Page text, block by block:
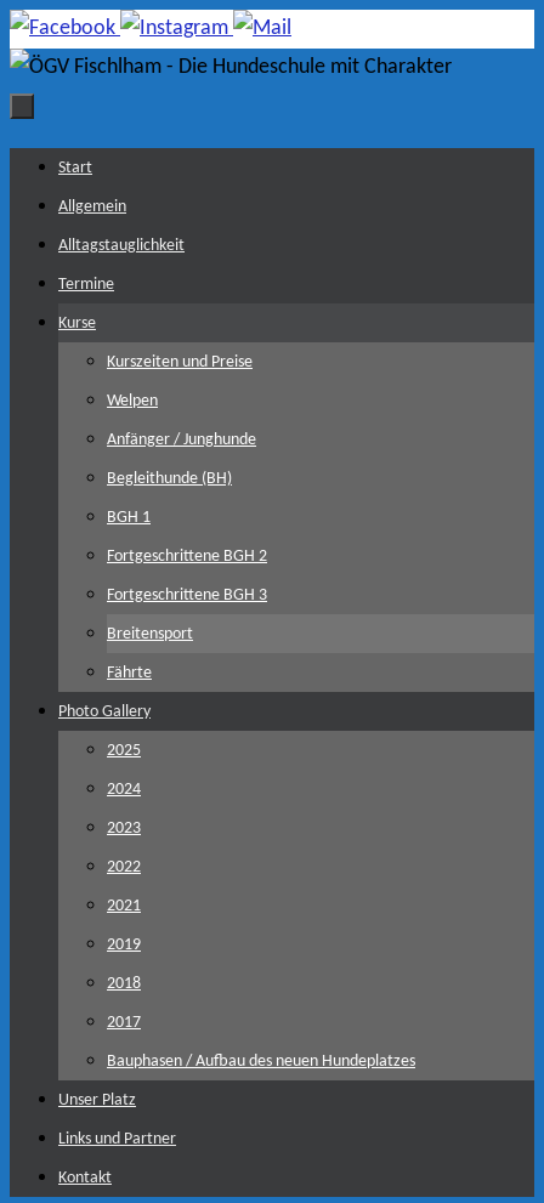
Zum
Inhalt
Zum
Inhalt
springen
Start
Allgemein
Alltagstauglichkeit
Termine
Kurse
Kurszeiten und Preise
Welpen
Anfänger / Junghunde
Begleithunde (BH)
BGH 1
Fortgeschrittene BGH 2
Fortgeschrittene BGH 3
Breitensport
Fährte
Photo Gallery
2025
2024
2023
2022
2021
2019
2018
2017
Bauphasen / Aufbau des neuen Hundeplatzes
Unser Platz
Links und Partner
Kontakt